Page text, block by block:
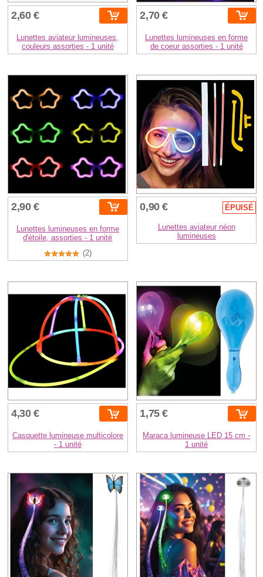
2,60 €
Lunettes aviateur lumineuses,
couleurs assorties - 1 unité
2,70 €
Lunettes lumineuses en forme
de coeur assorties - 1 unité
2,90 €
Lunettes lumineuses en forme
d'étoile, assorties - 1 unité
(2)
0,90 € ÉPUISÉ
Lunettes aviateur néon
lumineuses
4,30 €
Casquette lumineuse multicolore
- 1 unité
1,75 €
Maraca lumineuse LED 15 cm -
1 unité